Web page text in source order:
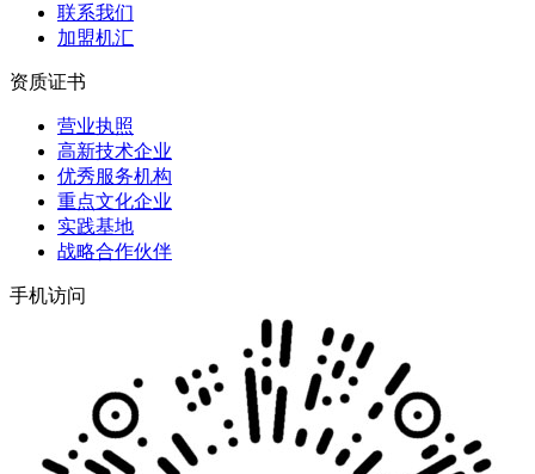
联系我们
加盟机汇
资质证书
营业执照
高新技术企业
优秀服务机构
重点文化企业
实践基地
战略合作伙伴
手机访问